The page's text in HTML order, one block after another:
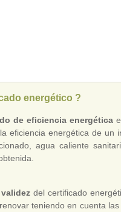
energético ?
de eficiencia energética
eficiencia energética de un
agua caliente
validez del certificado
teniendo en cuenta